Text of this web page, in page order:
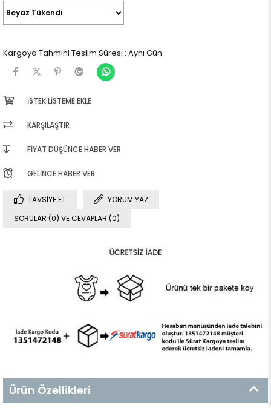
Kargoya Tahmini Teslim Süresi : Aynı Gün
İSTEK LISTEME EKLE
KARŞILAŞTIR
FIYAT DÜŞÜNCE HABER VER
GELINCE HABER VER
TAVSIYE ET
YORUM YAZ
SORULAR (0) VE CEVAPLAR (0)
Ürün Özellikleri